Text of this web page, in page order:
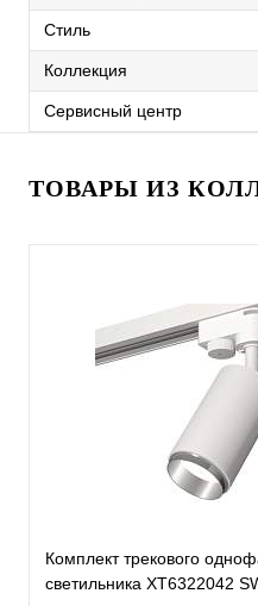
Стиль
Коллекция
Сервисный центр
ТОВАРЫ ИЗ
Комплект трекового
светильника XT6322042